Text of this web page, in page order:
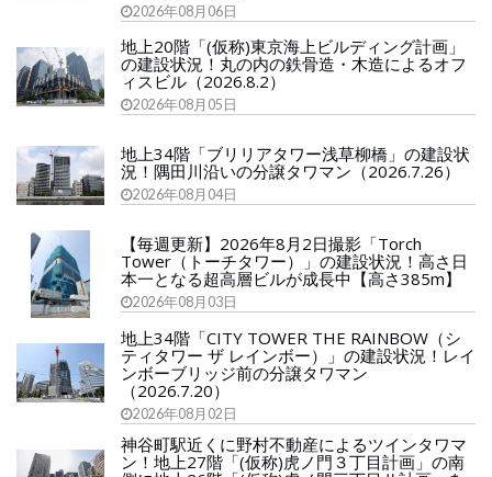
2026年08月06日
地上20階「(仮称)東京海上ビルディング計画」
の建設状況！丸の内の鉄骨造・木造によるオフ
ィスビル（2026.8.2）
2026年08月05日
地上34階「ブリリアタワー浅草柳橋」の建設状
況！隅田川沿いの分譲タワマン（2026.7.26）
2026年08月04日
【毎週更新】2026年8月2日撮影「Torch
Tower（トーチタワー）」の建設状況！高さ日
本一となる超高層ビルが成長中【高さ385m】
2026年08月03日
地上34階「CITY TOWER THE RAINBOW（シ
ティタワー ザ レインボー）」の建設状況！レイ
ンボーブリッジ前の分譲タワマン
（2026.7.20）
2026年08月02日
神谷町駅近くに野村不動産によるツインタワマ
ン！地上27階「(仮称)虎ノ門３丁目計画」の南